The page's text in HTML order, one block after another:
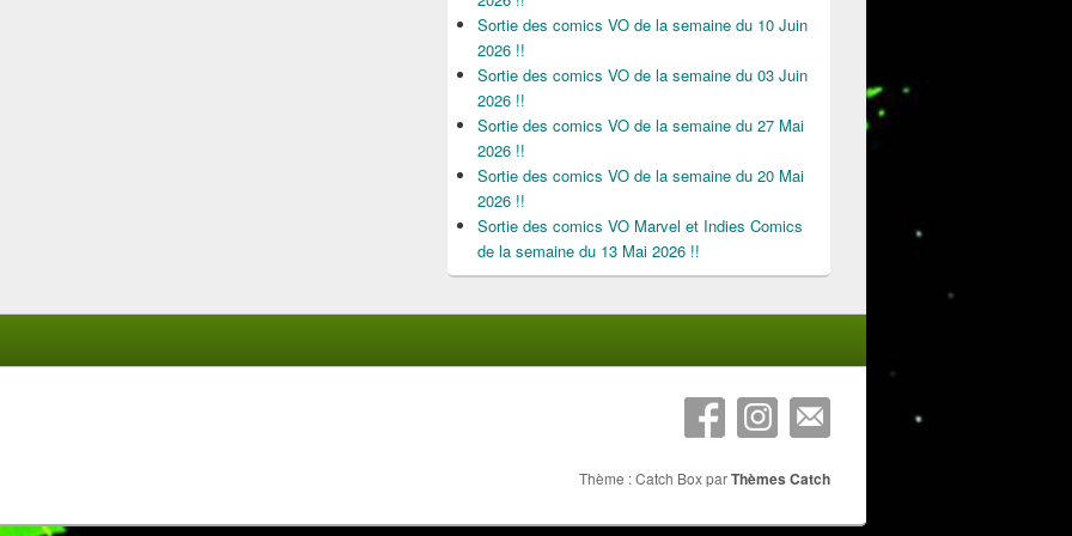
Sortie des comics VO de la semaine du 10 Juin
2026 !!
Sortie des comics VO de la semaine du 03 Juin
2026 !!
Sortie des comics VO de la semaine du 27 Mai
2026 !!
Sortie des comics VO de la semaine du 20 Mai
2026 !!
Sortie des comics VO Marvel et Indies Comics
de la semaine du 13 Mai 2026 !!
Thème : Catch Box parThèmes Catch